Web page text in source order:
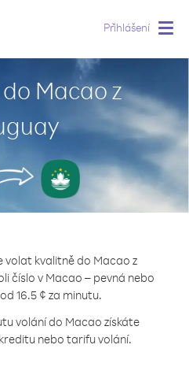
Přihlášení
Macao z
volat kvalitně do Macao z
číslo v Macao – pevná nebo
16.5 ¢ za minutu.
volání do Macao získáte
nebo tarifu volání.